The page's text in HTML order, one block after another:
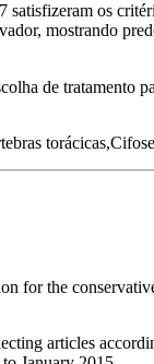
os
mostrando
de
for the
articles